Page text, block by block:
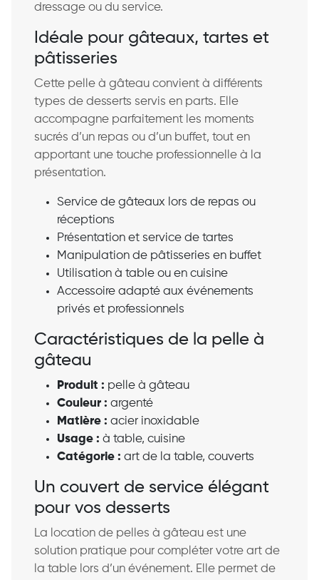
dressage ou du service.
Idéale pour gâteaux, tartes et
pâtisseries
Cette pelle à gâteau convient à différents
types de desserts servis en parts. Elle
accompagne parfaitement les moments
sucrés d’un repas ou d’un buffet, tout en
apportant une touche professionnelle à la
présentation.
Service de gâteaux lors de repas ou
réceptions
Présentation et service de tartes
Manipulation de pâtisseries en buffet
Utilisation à table ou en cuisine
Accessoire adapté aux événements
privés et professionnels
Caractéristiques de la pelle à
gâteau
Produit : pelle à gâteau
Couleur : argenté
Matière : acier inoxidable
Usage : à table, cuisine
Catégorie : art de la table, couverts
Un couvert de service élégant
pour vos desserts
La location de pelles à gâteau est une
solution pratique pour compléter votre art de
la table lors d’un événement. Elle permet de